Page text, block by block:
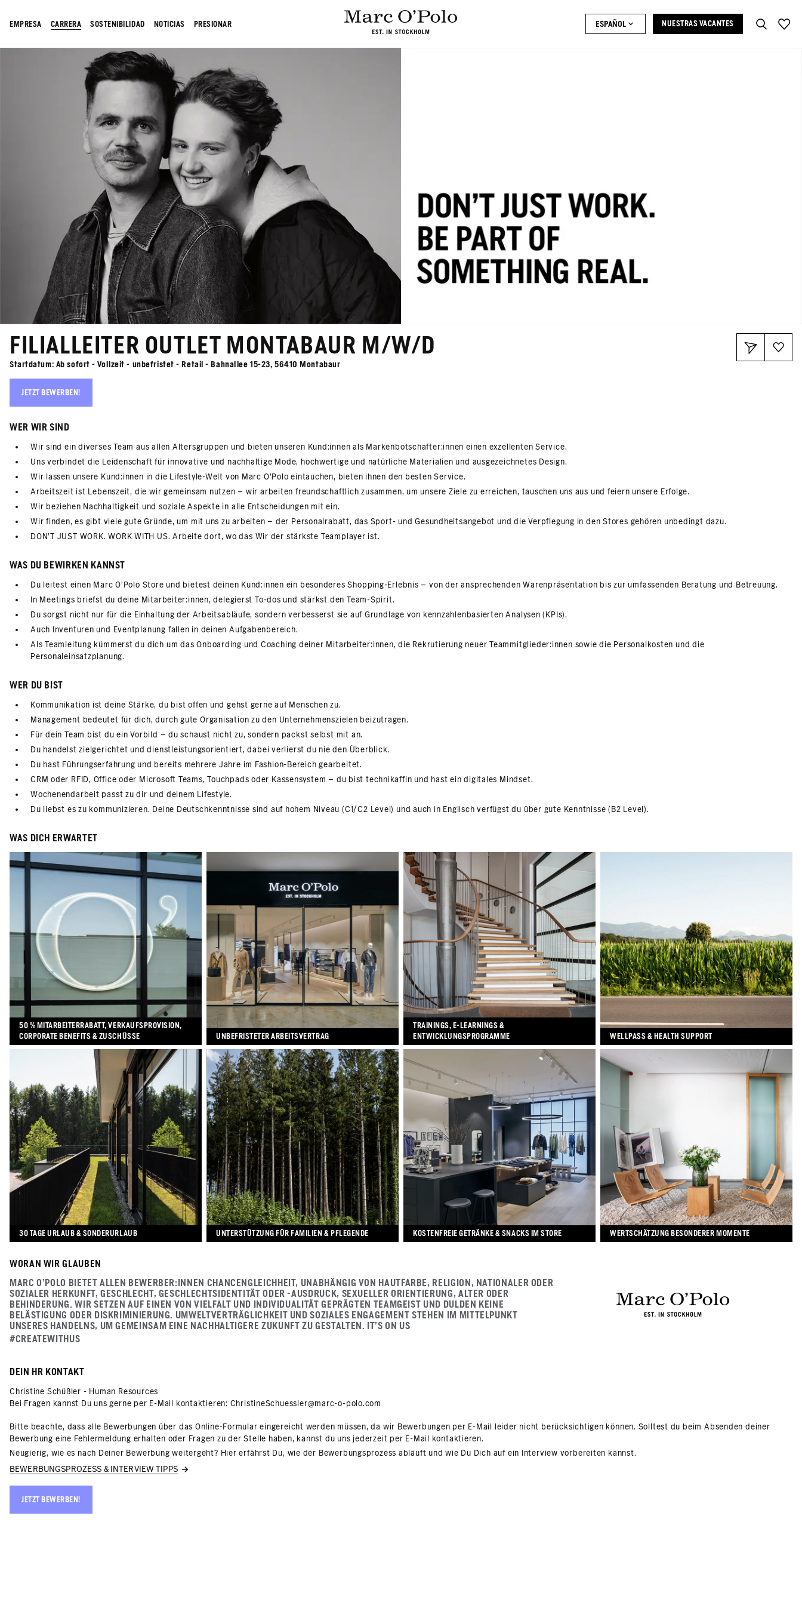
EMPRESA CARRERA SOSTENIBILIDAD NOTICIAS PRESIONAR ESPAÑOL NUESTRAS VACANTES
FILIALLEITER OUTLET MONTABAUR M/W/D
Startdatum: Ab sofort - Vollzeit - unbefristet - Retail - Bahnallee 15-23, 56410 Montabaur
JETZT BEWERBEN!
WER WIR SIND
Wir sind ein diverses Team aus allen Altersgruppen und bieten unseren Kund:innen als Markenbotschafter:innen einen exzellenten Service.
Uns verbindet die Leidenschaft für innovative und nachhaltige Mode, hochwertige und natürliche Materialien und ausgezeichnetes Design.
Wir lassen unsere Kund:innen in die Lifestyle-Welt von Marc O’Polo eintauchen, bieten ihnen den besten Service.
Arbeitszeit ist Lebenszeit, die wir gemeinsam nutzen – wir arbeiten freundschaftlich zusammen, um unsere Ziele zu erreichen, tauschen uns aus und feiern unsere Erfolge.
Wir beziehen Nachhaltigkeit und soziale Aspekte in alle Entscheidungen mit ein.
Wir finden, es gibt viele gute Gründe, um mit uns zu arbeiten – der Personalrabatt, das Sport- und Gesundheitsangebot und die Verpflegung in den Stores gehören unbedingt dazu.
DON’T JUST WORK. WORK WITH US. Arbeite dort, wo das Wir der stärkste Teamplayer ist.
WAS DU BEWIRKEN KANNST
Du leitest einen Marc O'Polo Store und bietest deinen Kund:innen ein besonderes Shopping-Erlebnis – von der ansprechenden Warenpräsentation bis zur umfassenden Beratung und Betreuung.
In Meetings briefst du deine Mitarbeiter:innen, delegierst To-dos und stärkst den Team-Spirit.
Du sorgst nicht nur für die Einhaltung der Arbeitsabläufe, sondern verbesserst sie auf Grundlage von kennzahlenbasierten Analysen (KPIs).
Auch Inventuren und Eventplanung fallen in deinen Aufgabenbereich.
Als Teamleitung kümmerst du dich um das Onboarding und Coaching deiner Mitarbeiter:innen, die Rekrutierung neuer Teammitglieder:innen sowie die Personalkosten und die
Personaleinsatzplanung.
WER DU BIST
Kommunikation ist deine Stärke, du bist offen und gehst gerne auf Menschen zu.
Management bedeutet für dich, durch gute Organisation zu den Unternehmenszielen beizutragen.
Für dein Team bist du ein Vorbild – du schaust nicht zu, sondern packst selbst mit an.
Du handelst zielgerichtet und dienstleistungsorientiert, dabei verlierst du nie den Überblick.
Du hast Führungserfahrung und bereits mehrere Jahre im Fashion-Bereich gearbeitet.
CRM oder RFID, Office oder Microsoft Teams, Touchpads oder Kassensystem – du bist technikaffin und hast ein digitales Mindset.
Wochenendarbeit passt zu dir und deinem Lifestyle.
Du liebst es zu kommunizieren. Deine Deutschkenntnisse sind auf hohem Niveau (C1/C2 Level) und auch in Englisch verfügst du über gute Kenntnisse (B2 Level).
WAS DICH ERWARTET
50 % MITARBEITERRABATT, VERKAUFSPROVISION,
CORPORATE BENEFITS & ZUSCHÜSSE
UNBEFRISTETER ARBEITSVERTRAG
TRAININGS, E-LEARNINGS &
ENTWICKLUNGSPROGRAMME
WELLPASS & HEALTH SUPPORT
30 TAGE URLAUB & SONDERURLAUB UNTERSTÜTZUNG FÜR FAMILIEN & PFLEGENDE KOSTENFREIE GETRÄNKE & SNACKS IM STORE WERTSCHÄTZUNG BESONDERER MOMENTE
WORAN WIR GLAUBEN
MARC O'POLO BIETET ALLEN BEWERBER:INNEN CHANCENGLEICHHEIT, UNABHÄNGIG VON HAUTFARBE, RELIGION, NATIONALER ODER
SOZIALER HERKUNFT, GESCHLECHT, GESCHLECHTSIDENTITÄT ODER -AUSDRUCK, SEXUELLER ORIENTIERUNG, ALTER ODER
BEHINDERUNG. WIR SETZEN AUF EINEN VON VIELFALT UND INDIVIDUALITÄT GEPRÄGTEN TEAMGEIST UND DULDEN KEINE
BELÄSTIGUNG ODER DISKRIMINIERUNG. UMWELTVERTRÄGLICHKEIT UND SOZIALES ENGAGEMENT STEHEN IM MITTELPUNKT
UNSERES HANDELNS, UM GEMEINSAM EINE NACHHALTIGERE ZUKUNFT ZU GESTALTEN. IT’S ON US
#CREATEWITHUS
DEIN HR KONTAKT
Christine Schüßler - Human Resources
Bei Fragen kannst Du uns gerne per E-Mail kontaktieren: ChristineSchuessler@marc-o-polo.com
Bitte beachte, dass alle Bewerbungen über das Online-Formular eingereicht werden müssen, da wir Bewerbungen per E-Mail leider nicht berücksichtigen können. Solltest du beim Absenden deiner
Bewerbung eine Fehlermeldung erhalten oder Fragen zu der Stelle haben, kannst du uns jederzeit per E-Mail kontaktieren.
Neugierig, wie es nach Deiner Bewerbung weitergeht? Hier erfährst Du, wie der Bewerbungsprozess abläuft und wie Du Dich auf ein Interview vorbereiten kannst.
BEWERBUNGSPROZESS & INTERVIEW TIPPS
JETZT BEWERBEN!